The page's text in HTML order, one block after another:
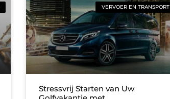
VERVOER EN TRANSPORT
Stressvrij Starten van Uw